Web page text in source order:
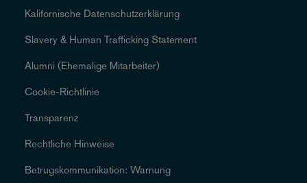
Kalifornische Datenschutzerklärung
Slavery & Human Trafficking Statement
Alumni (Ehemalige Mitarbeiter)
Cookie-Richtlinie
Transparenz
Rechtliche Hinweise
Betrugskommunikation: Warnung